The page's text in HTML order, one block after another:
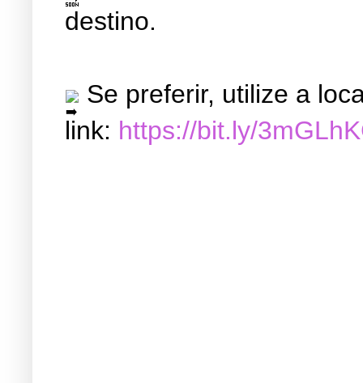
destino.
Se preferir, utilize a
link: https://bit.ly/